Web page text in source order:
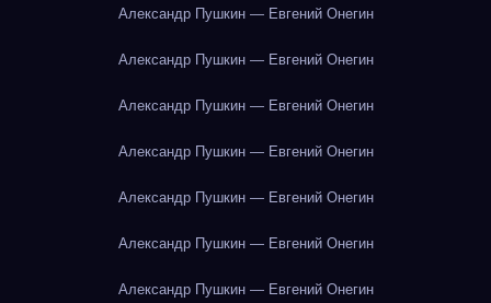
Александр Пушкин — Евгений Онегин
Александр Пушкин — Евгений Онегин
Александр Пушкин — Евгений Онегин
Александр Пушкин — Евгений Онегин
Александр Пушкин — Евгений Онегин
Александр Пушкин — Евгений Онегин
Александр Пушкин — Евгений Онегин